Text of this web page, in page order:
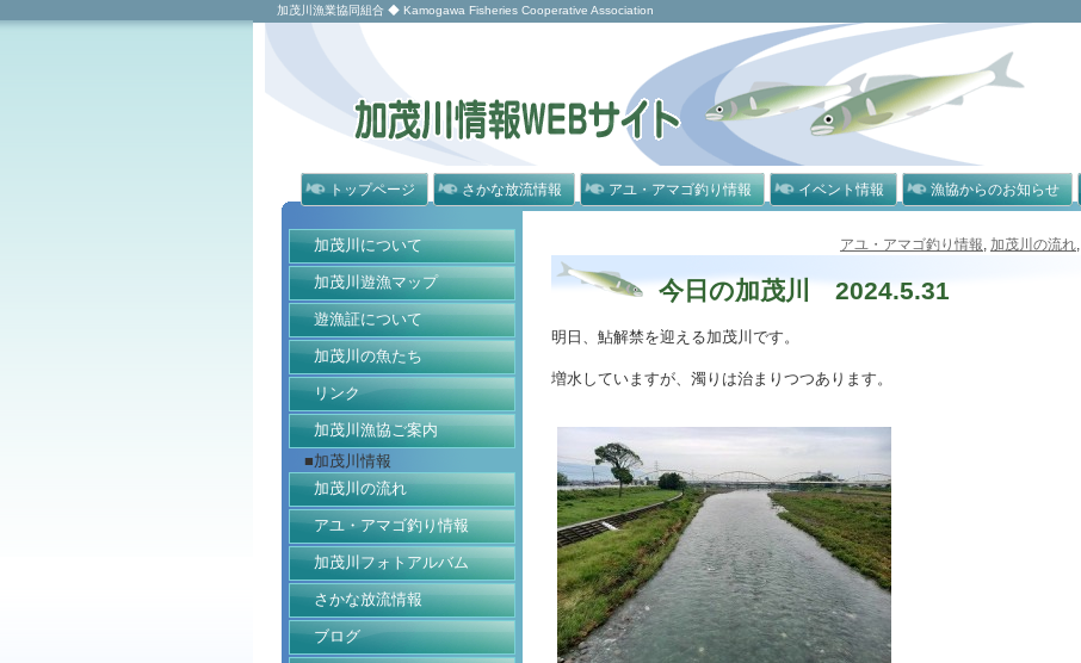
加茂川漁業協同組合 ◆ Kamogawa Fisheries Cooperative Association
トップページ さかな放流情報 アユ・アマゴ釣り情報 イベント情報 漁協からのお知らせ
加茂川について
加茂川遊漁マップ
遊漁証について
加茂川の魚たち
リンク
加茂川漁協ご案内
■加茂川情報
加茂川の流れ
アユ・アマゴ釣り情報
加茂川フォトアルバム
さかな放流情報
ブログ
アユ・アマゴ釣り情報, 加茂川の流れ,
今日の加茂川 2024.5.31
明日、鮎解禁を迎える加茂川です。
増水していますが、濁りは治まりつつあります。